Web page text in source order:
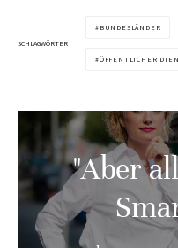
SCHLAGWÖRTER
BUNDESLÄNDER
ÖFFENTLICHER
"Aber